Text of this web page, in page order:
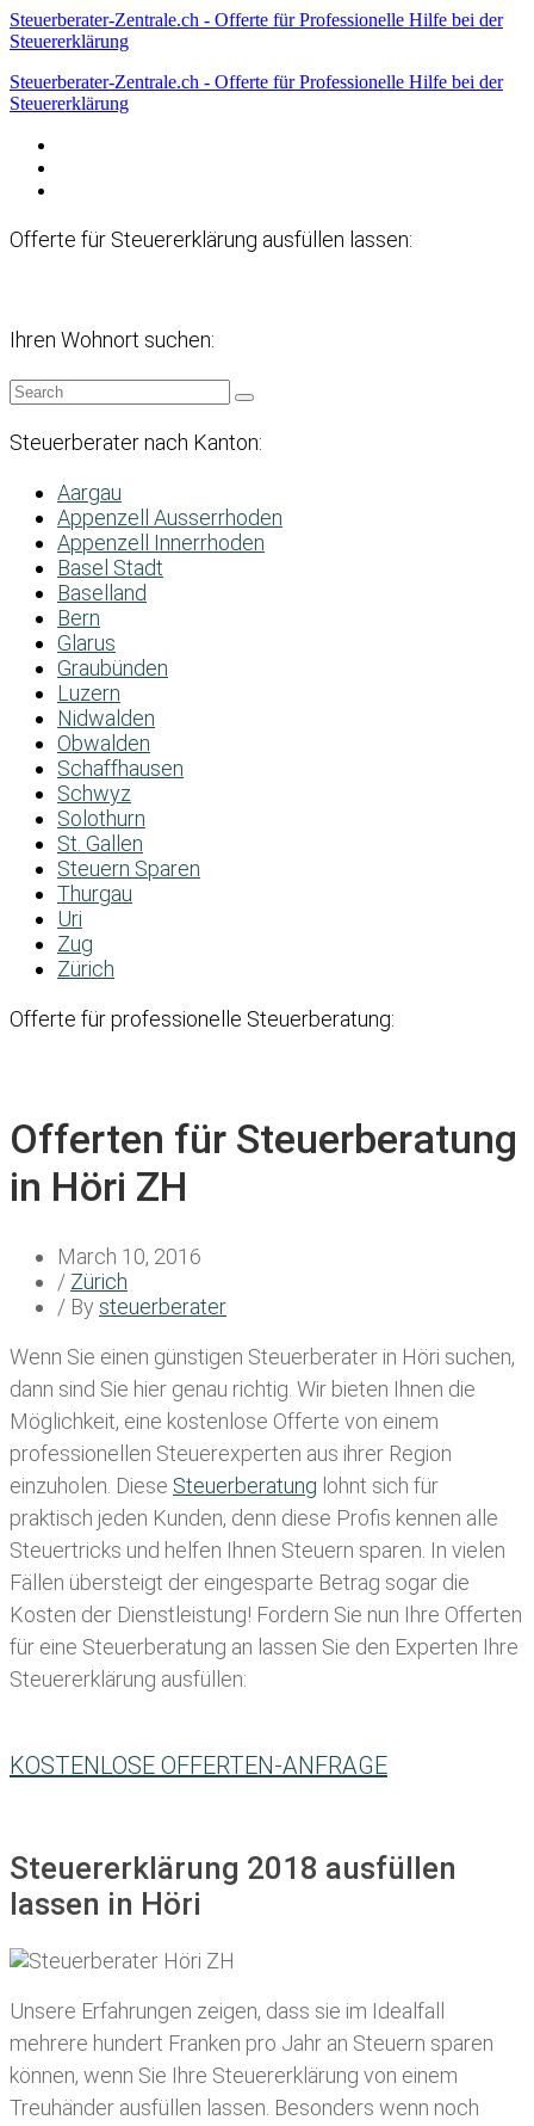
Steuerberater-Zentrale.ch - Offerte für Professionelle Hilfe bei der
Steuererklärung
Steuerberater-Zentrale.ch - Offerte für Professionelle Hilfe bei der
Steuererklärung
Offerte für Steuererklärung ausfüllen lassen:
Ihren Wohnort suchen:
Steuerberater nach Kanton:
Aargau
Appenzell Ausserrhoden
Appenzell Innerrhoden
Basel Stadt
Baselland
Bern
Glarus
Graubünden
Luzern
Nidwalden
Obwalden
Schaffhausen
Schwyz
Solothurn
St. Gallen
Steuern Sparen
Thurgau
Uri
Zug
Zürich
Offerte für professionelle Steuerberatung:
Offerten für Steuerberatung
in Höri ZH
March 10, 2016
/ Zürich
/ By steuerberater
Wenn Sie einen günstigen Steuerberater in Höri suchen,
dann sind Sie hier genau richtig. Wir bieten Ihnen die
Möglichkeit, eine kostenlose Offerte von einem
professionellen Steuerexperten aus ihrer Region
einzuholen. Diese Steuerberatung lohnt sich für
praktisch jeden Kunden, denn diese Profis kennen alle
Steuertricks und helfen Ihnen Steuern sparen. In vielen
Fällen übersteigt der eingesparte Betrag sogar die
Kosten der Dienstleistung! Fordern Sie nun Ihre Offerten
für eine Steuerberatung an lassen Sie den Experten Ihre
Steuererklärung ausfüllen:
KOSTENLOSE OFFERTEN-ANFRAGE
Steuererklärung 2018 ausfüllen
lassen in Höri
Unsere Erfahrungen zeigen, dass sie im Idealfall
mehrere hundert Franken pro Jahr an Steuern sparen
können, wenn Sie Ihre Steuererklärung von einem
Treuhänder ausfüllen lassen . Besonders wenn noch